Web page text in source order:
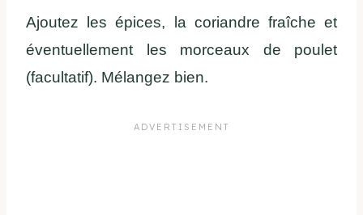
Ajoutez les épices, la coriandre fraîche et
éventuellement les morceaux de poulet
(facultatif). Mélangez bien.